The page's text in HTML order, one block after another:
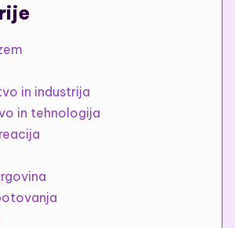
in industrija
in tehnologija